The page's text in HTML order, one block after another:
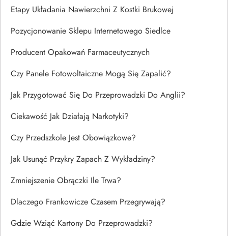
Etapy Układania Nawierzchni Z Kostki Brukowej
Pozycjonowanie Sklepu Internetowego Siedlce
Producent Opakowań Farmaceutycznych
Czy Panele Fotowoltaiczne Mogą Się Zapalić?
Jak Przygotować Się Do Przeprowadzki Do Anglii?
Ciekawość Jak Działają Narkotyki?
Czy Przedszkole Jest Obowiązkowe?
Jak Usunąć Przykry Zapach Z Wykładziny?
Zmniejszenie Obrączki Ile Trwa?
Dlaczego Frankowicze Czasem Przegrywają?
Gdzie Wziąć Kartony Do Przeprowadzki?